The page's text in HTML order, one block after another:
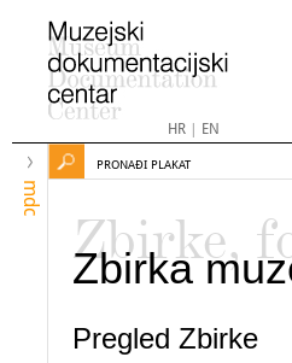
HR| EN
mdc
PRONAĐI PLAKAT
Zbirke,
Zbirka
Pregled Zbirke